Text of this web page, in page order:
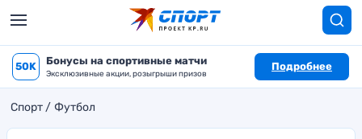
50K Бонусы на спортивные матчи
Эксклюзивные акции, розыгрыши призов
Подробнее
Спорт Футбол